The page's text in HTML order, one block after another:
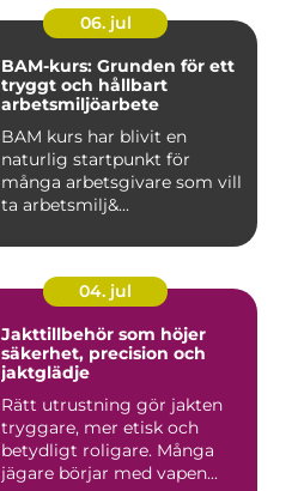
06. jul
BAM-kurs: Grunden för ett
tryggt och hållbart
arbetsmiljöarbete
BAM kurs har blivit en
naturlig startpunkt för
många arbetsgivare som vill
ta arbetsmilj&...
04. jul
Jakttillbehör som höjer
säkerhet, precision och
jaktglädje
Rätt utrustning gör jakten
tryggare, mer etisk och
betydligt roligare. Många
jägare börjar med vapen...